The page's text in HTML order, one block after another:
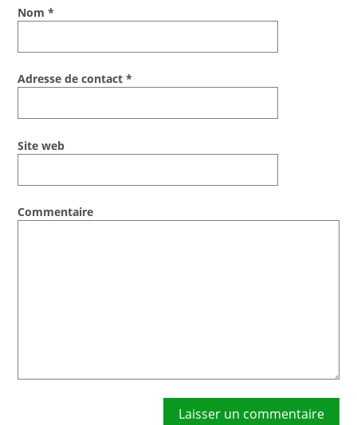
Nom*
Adresse de contact*
Site web
Commentaire